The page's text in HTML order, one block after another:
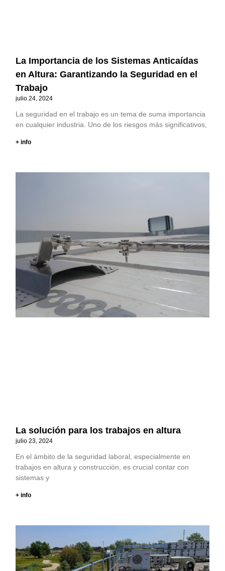
La Importancia de los Sistemas Anticaídas
en Altura: Garantizando la Seguridad en el
Trabajo
julio 24, 2024
La seguridad en el trabajo es un tema de suma importancia
en cualquier industria. Uno de los riesgos más significativos,
+ info
La solución para los trabajos en altura
julio 23, 2024
En el ámbito de la seguridad laboral, especialmente en
trabajos en altura y construcción, es crucial contar con
sistemas y
+ info